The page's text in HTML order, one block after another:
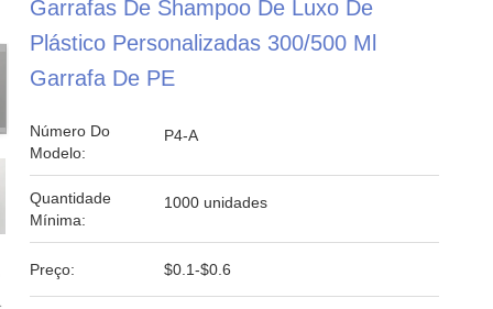
Garrafas De Shampoo De Luxo De
Plástico Personalizadas 300/500 Ml
Garrafa De PE
Número Do
Modelo:
P4-A
Quantidade
Mínima:
1000 unidades
Preço: $0.1-$0.6